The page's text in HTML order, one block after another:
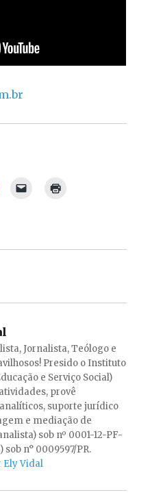
Jornalista, Teólogo e
Presido o Instituto
e Serviço Social)
provê
suporte jurídico
e mediação de
sob nº 0001-12-PF-
sob n° 0009597/PR.
Ely Vidal